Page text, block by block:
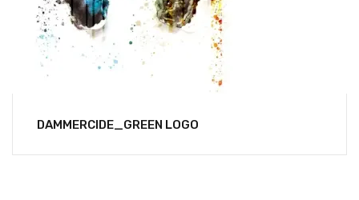
DAMMERCIDE_GREEN LOGO